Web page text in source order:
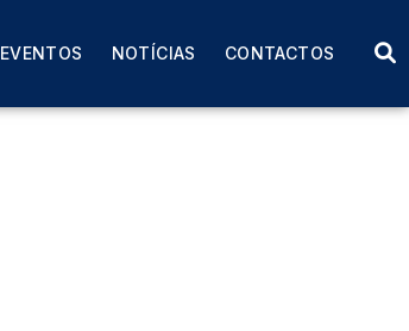
EVENTOS NOTÍCIAS CONTACTOS